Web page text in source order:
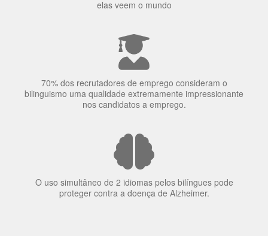
A língua que as pessoas falam molda a maneira como
70% dos recrutadores de emprego consideram o
bilinguismo uma qualidade extremamente impressionante
O uso simultâneo de 2 idiomas pelos bilíngues pode